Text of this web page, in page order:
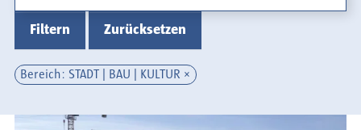
Filtern Zurücksetzen
Bereich: STADT | BAU | KULTUR